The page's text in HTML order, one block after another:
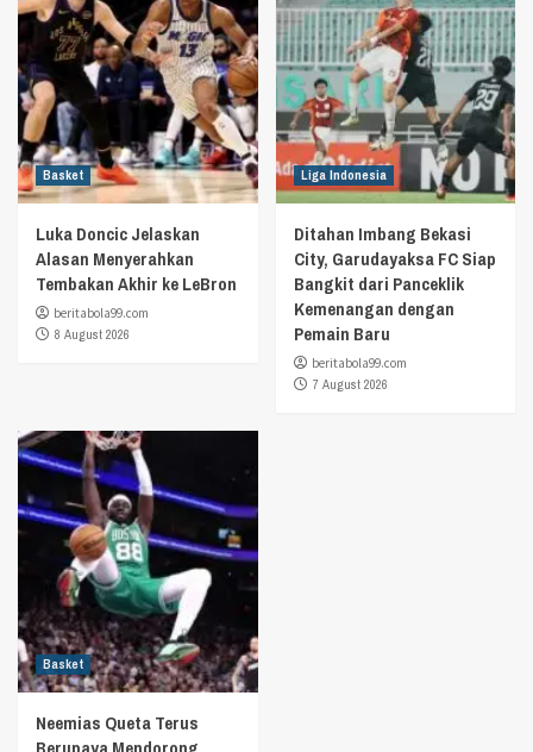
Basket
Luka Doncic Jelaskan
Alasan Menyerahkan
Tembakan Akhir ke LeBron
beritabola99.com
8 August 2026
Liga Indonesia
Ditahan Imbang Bekasi
City, Garudayaksa FC Siap
Bangkit dari Panceklik
Kemenangan dengan
Pemain Baru
beritabola99.com
7 August 2026
Basket
Neemias Queta Terus